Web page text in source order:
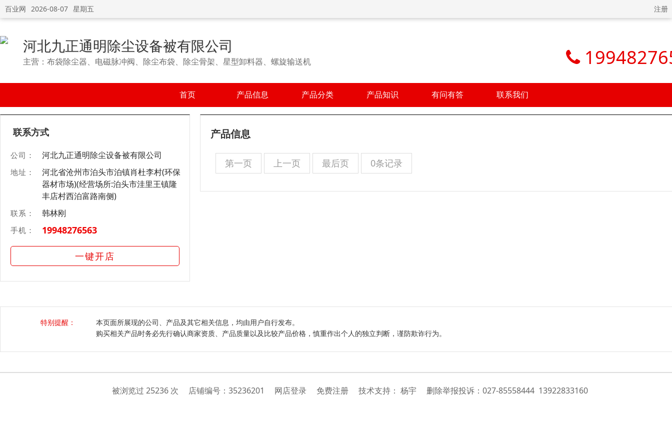
百业网 2026-08-07 星期五 注册
河北九正通明除尘设备被有限公司
主营：布袋除尘器、电磁脉冲阀、除尘布袋、除尘骨架、星型卸料器、螺旋输送机
首页 产品信息 产品分类 产品知识 有问有答 联系我们
联系方式
公司： 河北九正通明除尘设备被有限公司
地址：
河北省沧州市泊头市泊镇肖杜李村(环保
器材市场)(经营场所:泊头市洼里王镇隆
丰店村西泊富路南侧)
联系： 韩林刚
手机： 19948276563
一键开店
产品信息
第一页 上一页 最后页 0条记录
特别提醒：
本页面所展现的公司、产品及其它相关信息，均由用户自行发布。
购买相关产品时务必先行确认商家资质、产品质量以及比较产品价格，慎重作出个人的独立判断，谨防欺诈行为。
被浏览过 25236 次 店铺编号： 35236201 网店登录 免费注册 技术支持 ： 杨宇 删除举报投诉：027-85558444 13922833160